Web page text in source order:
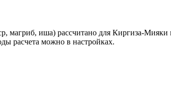
магриб, иша) рассчитано для Киргиза-
расчета можно в настройках.